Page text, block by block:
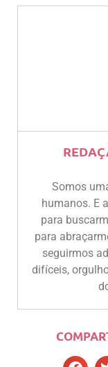
Somos
humanos. E
para
para
seguirmos
difíceis,